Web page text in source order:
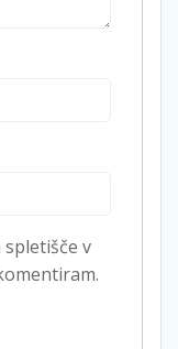
v